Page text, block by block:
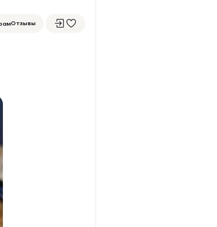
Отзывы